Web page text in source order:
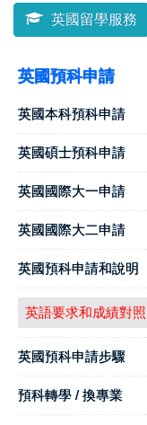
英國留學服務
英國預科申請
英國本科預科申請
英國碩士預科申請
英國國際大一申請
英國國際大二申請
英國預科申請和說明
英語要求和成績對照
英國預科申請步驟
預科轉學 / 換專業